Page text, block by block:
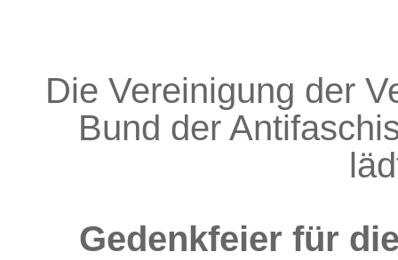
Die Vereinigung der
Bund der
Gedenkfeier für